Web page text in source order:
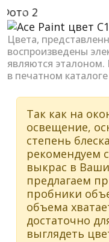
Previous
Цвета,
воспроизведены
являются эталоном.
в печатном
Так как на
освещение,
степень
рекомендуем
выкрас в
предлагаем
пробники
объема
достаточно
выглядеть